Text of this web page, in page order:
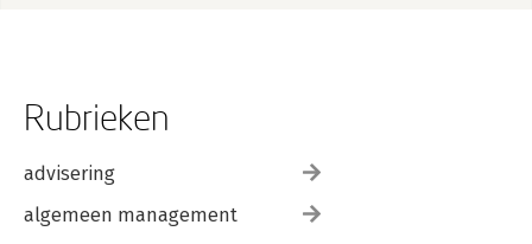
Rubrieken
advisering
algemeen management